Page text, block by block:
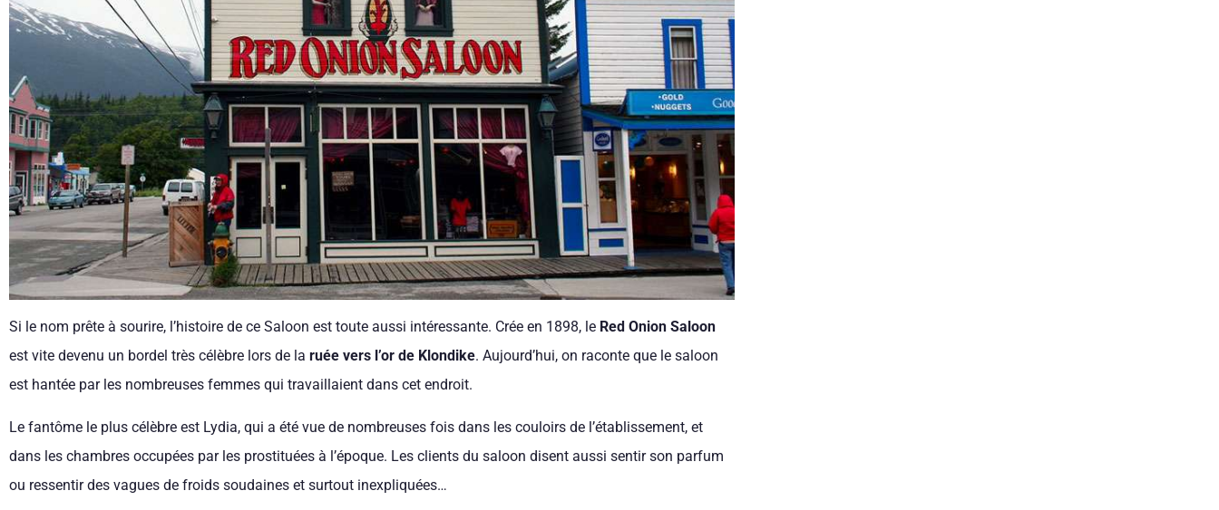
Si le nom prête à sourire, l’histoire de ce Saloon est toute aussi intéressante. Crée en 1898, le Red Onion Saloon
est vite devenu un bordel très célèbre lors de la ruée vers l’or de Klondike. Aujourd’hui, on raconte que le saloon
est hantée par les nombreuses femmes qui travaillaient dans cet endroit.
Le fantôme le plus célèbre est Lydia, qui a été vue de nombreuses fois dans les couloirs de l’établissement, et
dans les chambres occupées par les prostituées à l’époque. Les clients du saloon disent aussi sentir son parfum
ou ressentir des vagues de froids soudaines et surtout inexpliquées…